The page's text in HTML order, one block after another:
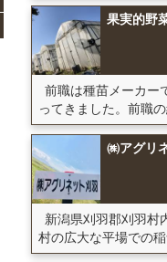
果実的野
前職は種苗メーカー
ってきました。前職
㈱アグリ
新潟県刈羽郡刈羽村
村の広大な平場での